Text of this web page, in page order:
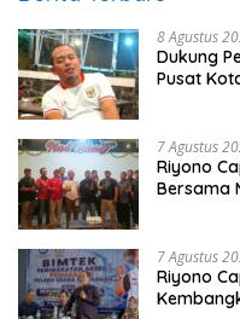
8 Agustus
Dukung
Pusat
7 Agustus
Riyono
Bersama
7 Agustus
Riyono